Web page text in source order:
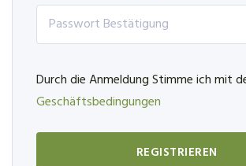
Durch die Anmeldung Stimme ich mit
Geschäftsbedingungen
REGISTRIEREN